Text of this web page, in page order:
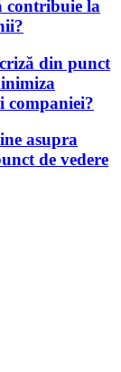
contribuie la
din punct
companiei?
asupra
de vedere